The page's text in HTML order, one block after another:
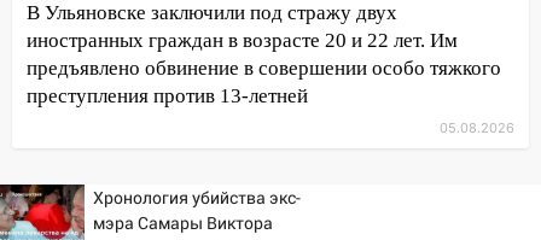
10:00 В Ульяновске дотла сгорел
легковой автомобиль
09:39 В Ульяновске будут судить десять
наркодилеров, снабжавших две области
избившим мужчину в трамвае
В Ульяновске заключили под стражу двух
иностранных граждан в возрасте 20 и 22 лет. Им
предъявлено обвинение в совершении особо тяжкого
преступления против 13-летней
05.08.2026
Хронология убийства экс-
мэра Самары Виктора